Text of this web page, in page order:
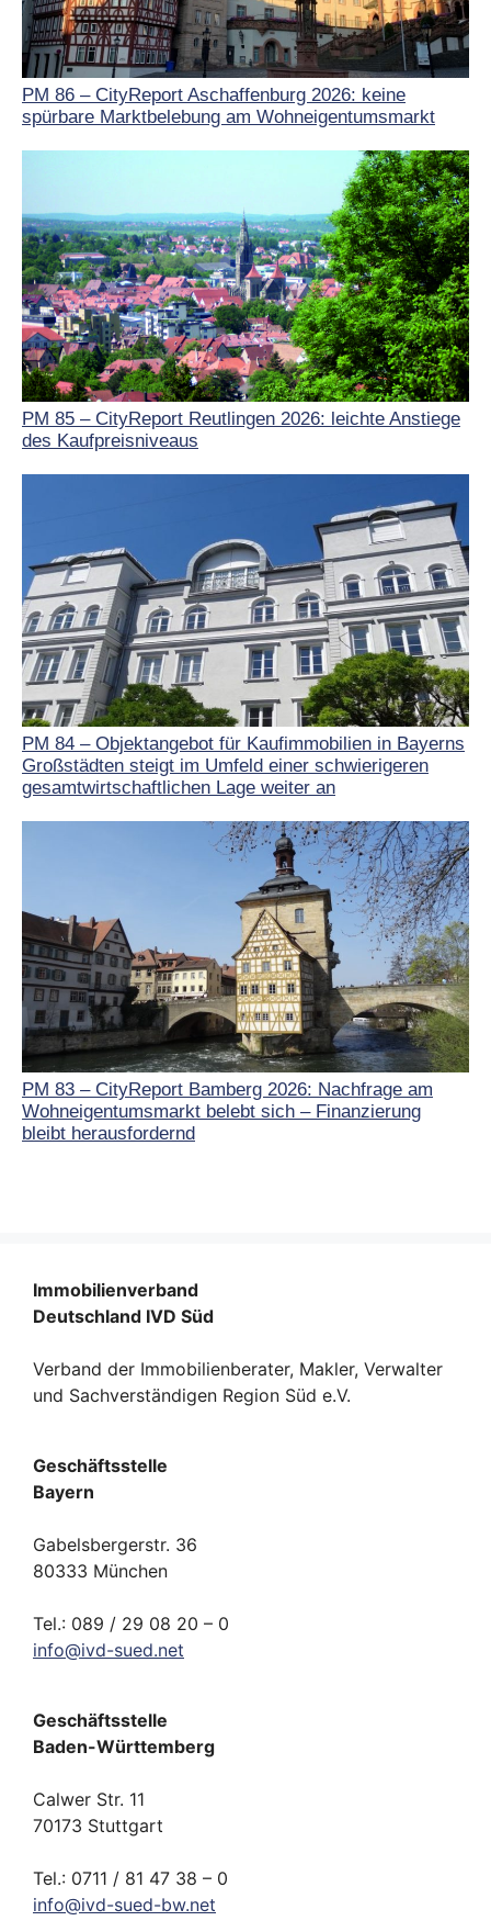
PM 86 – CityReport Aschaffenburg 2026: keine
spürbare Marktbelebung am Wohneigentumsmarkt
PM 85 – CityReport Reutlingen 2026: leichte Anstiege
des Kaufpreisniveaus
PM 84 – Objektangebot für Kaufimmobilien in Bayerns
Großstädten steigt im Umfeld einer schwierigeren
gesamtwirtschaftlichen Lage weiter an
PM 83 – CityReport Bamberg 2026: Nachfrage am
Wohneigentumsmarkt belebt sich – Finanzierung
bleibt herausfordernd
Immobilienverband
Deutschland IVD Süd
Verband der Immobilienberater, Makler, Verwalter
und Sachverständigen Region Süd e.V.
Geschäftsstelle
Bayern
Gabelsbergerstr. 36
80333 München
Tel.: 089 / 29 08 20 – 0
info@ivd-sued.net
Geschäftsstelle
Baden-Württemberg
Calwer Str. 11
70173 Stuttgart
Tel.: 0711 / 81 47 38 – 0
info@ivd-sued-bw.net